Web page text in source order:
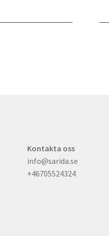
Kontakta oss
info@sarida.se
+46705524324